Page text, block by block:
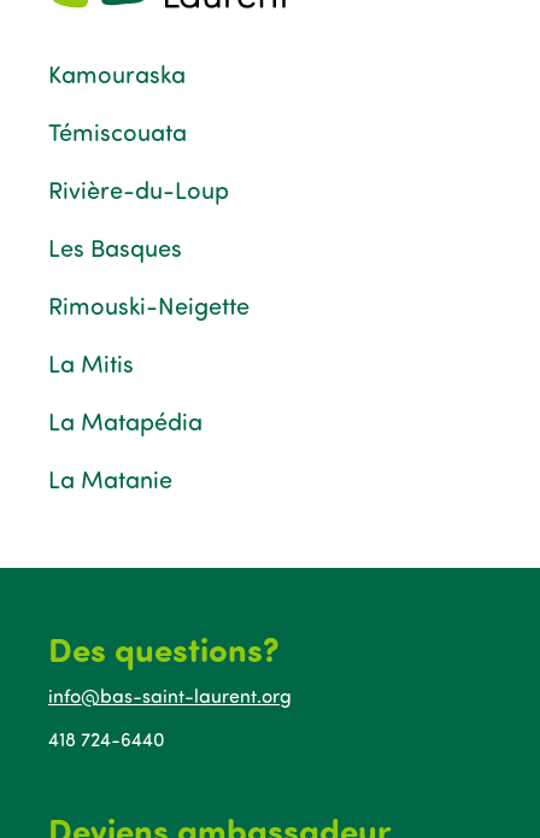
Kamouraska
Témiscouata
Rivière-du-Loup
Les Basques
Rimouski-Neigette
La Mitis
La Matapédia
La Matanie
Des questions?
info@bas-saint-laurent.org
418 724-6440